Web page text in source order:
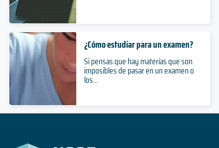
¿Cómo estudiar para un examen?
Si pensas que hay materias que son
imposibles de pasar en un examen o
los...